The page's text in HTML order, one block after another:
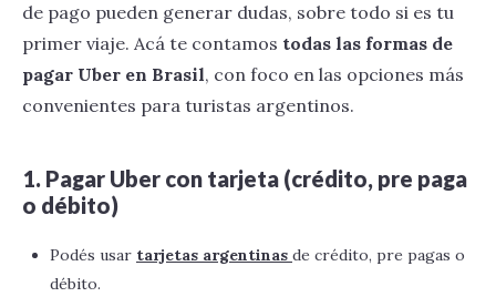
de pago pueden generar dudas, sobre todo si es tu
primer viaje. Acá te contamos todas las formas de
pagar Uber en Brasil, con foco en las opciones más
convenientes para turistas argentinos.
1. Pagar Uber con tarjeta (crédito, pre paga
o débito)
Podés usar tarjetas argentinas de crédito, pre pagas o
débito.